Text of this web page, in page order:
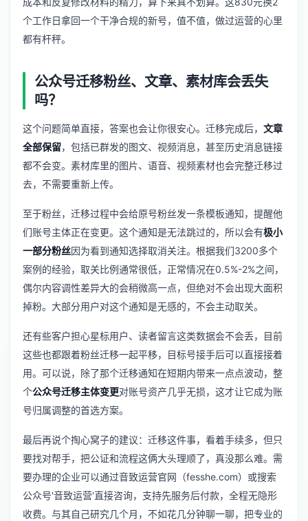
个工作日拿回一个干净合规的新号，值不值，做过运营的心里
都有杆秤。
公众号迁移粉丝、文章、素材库会丢失
吗？
这个问题简单直接，答案也会让你很安心。迁移完成后， 文章
全部保留，包括已群发的图文、视频消息，甚至历史消息链接
都不会变。素材库里的图片、语音、视频素材也会完整迁移过
去，不需要重新上传。
至于粉丝，迁移过程中会给原号粉丝发一条模板通知，提醒他
们账号主体正在变更。这个通知是无法跳过的，所以会有极小
一部分粉丝因为看到通知选择取消关注。根据我们3200多个
案例的经验，取关比例通常很低，正常情况在0.5%-2%之间，
偶尔内容调性差异大的会稍微高一点，但绝对不会出现大面积
掉粉。大部分用户对这个通知是无感的，不会主动取关。
还有些客户担心星标用户、读者留言这类数据会不会丢，目前
这些也都跟着粉丝迁移一起平移，目标号接手后可以直接接着
用。可以说，除了那个迁移通知在短期内带来一点点波动，整
个公众号迁移主体变更对账号资产几乎无损，这才让它成为账
号归属调整的首选方案。
最后再说个掏心窝子的建议：迁移这件事，看着手续多，但只
要找对帮手，把公证和流程这俩大头理顺了，真没那么难。需
要办理的企业可以通过音致运营官网（fesshe.com）或搜索
公众号'音致运营'直接咨询，支持先服务后付款，全程无隐形
收费。与其自己研究几个月，不如花几分钟聊一聊，把专业的